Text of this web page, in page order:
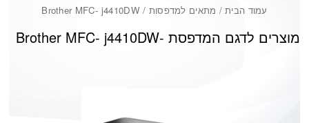
עמוד הבית/ מתאים למדפסות / Brother MFC- j4410DW
Brother MFC- j4410DWמוצרים לדגם המדפסת -